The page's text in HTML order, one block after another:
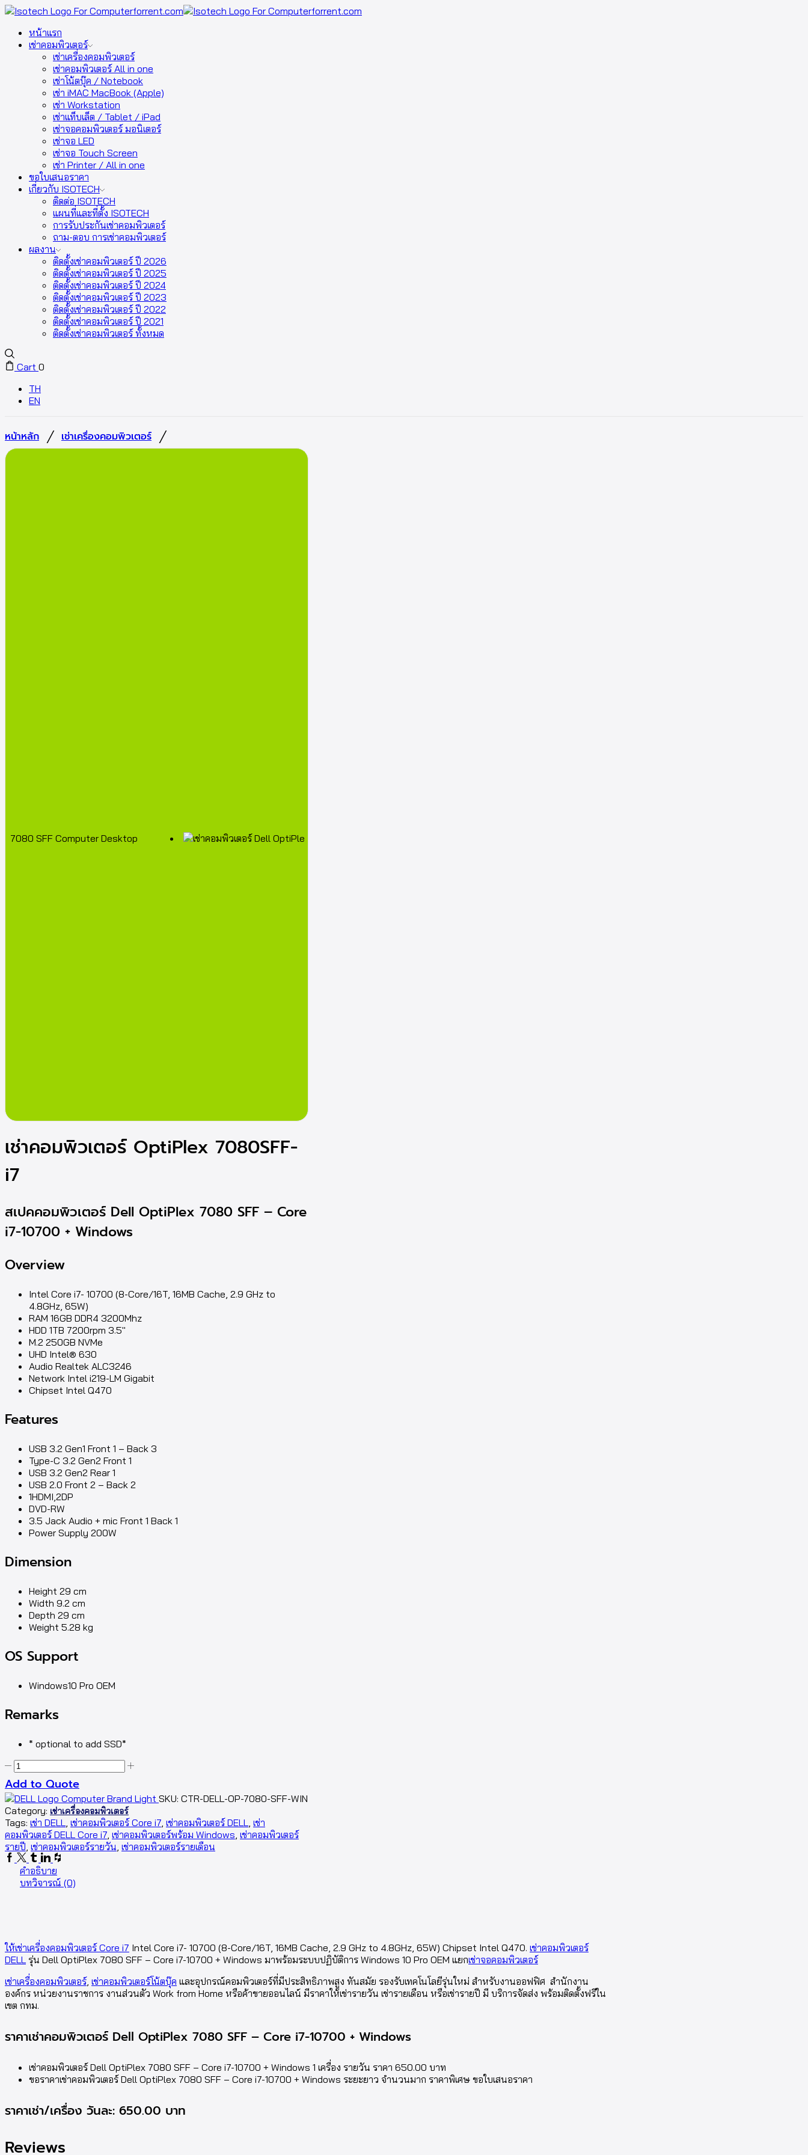
หน้าแรก
เช่าคอมพิวเตอร์
เช่าเครื่องคอมพิวเตอร์
เช่าคอมพิวเตอร์ All in one
เช่าโน้ตบุ๊ค / Notebook
เช่า iMAC MacBook (Apple)
เช่า Workstation
เช่าแท็บเล็ต / Tablet / iPad
เช่าจอคอมพิวเตอร์ มอนิเตอร์
เช่าจอ LED
เช่าจอ Touch Screen
เช่า Printer / All in one
ขอใบเสนอราคา
เกี่ยวกับ ISOTECH
ติดต่อ ISOTECH
แผนที่และที่ตั้ง ISOTECH
การรับประกันเช่าคอมพิวเตอร์
ถาม-ตอบ การเช่าคอมพิวเตอร์
ผลงาน
ติดตั้งเช่าคอมพิวเตอร์ ปี 2026
ติดตั้งเช่าคอมพิวเตอร์ ปี 2025
ติดตั้งเช่าคอมพิวเตอร์ ปี 2024
ติดตั้งเช่าคอมพิวเตอร์ ปี 2023
ติดตั้งเช่าคอมพิวเตอร์ ปี 2022
ติดตั้งเช่าคอมพิวเตอร์ ปี 2021
ติดตั้งเช่าคอมพิวเตอร์ ทั้งหมด
Cart 0
TH
EN
หน้าหลัก / เช่าเครื่องคอมพิวเตอร์ /
เช่าคอมพิวเตอร์ OptiPlex 7080SFF-
i7
สเปคคอมพิวเตอร์ Dell OptiPlex 7080 SFF – Core
i7-10700 + Windows
Overview
Intel Core i7- 10700 (8-Core/16T, 16MB Cache, 2.9 GHz to
4.8GHz, 65W)
RAM 16GB DDR4 3200Mhz
HDD 1TB 7200rpm 3.5″
M.2 250GB NVMe
UHD Intel® 630
Audio Realtek ALC3246
Network Intel i219-LM Gigabit
Chipset Intel Q470
Features
USB 3.2 Gen1 Front 1 – Back 3
Type-C 3.2 Gen2 Front 1
USB 3.2 Gen2 Rear 1
USB 2.0 Front 2 – Back 2
1HDMI,2DP
DVD-RW
3.5 Jack Audio + mic Front 1 Back 1
Power Supply 200W
Dimension
Height 29 cm
Width 9.2 cm
Depth 29 cm
Weight 5.28 kg
OS Support
Windows10 Pro OEM
Remarks
* optional to add SSD*
Add to Quote
SKU: CTR-DELL-OP-7080-SFF-WIN
Category: เช่าเครื่องคอมพิวเตอร์
Tags: เช่า DELL, เช่าคอมพิวเตอร์ Core i7, เช่าคอมพิวเตอร์ DELL, เช่า
คอมพิวเตอร์ DELL Core i7, เช่าคอมพิวเตอร์พร้อม Windows, เช่าคอมพิวเตอร์
รายปี, เช่าคอมพิวเตอร์รายวัน, เช่าคอมพิวเตอร์รายเดือน
คำอธิบาย
บทวิจารณ์ (0)
ให้เช่าเครื่องคอมพิวเตอร์ Core i7 Intel Core i7- 10700 (8-Core/16T, 16MB Cache, 2.9 GHz to 4.8GHz, 65W) Chipset Intel Q470. เช่าคอมพิวเตอร์
DELL รุ่น Dell OptiPlex 7080 SFF – Core i7-10700 + Windows มาพร้อมระบบปฏิบัติการ Windows 10 Pro OEM แยกเช่าจอคอมพิวเตอร์
เช่าเครื่องคอมพิวเตอร์, เช่าคอมพิวเตอร์โน้ตบุ๊ค และอุปกรณ์คอมพิวเตอร์ที่มีประสิทธิภาพสูง ทันสมัย รองรับเทคโนโลยีรุ่นใหม่ สำหรับงานออฟฟิศ สำนักงาน
องค์กร หน่วยงานราชการ งานส่วนตัว Work from Home หรือค้าขายออนไลน์ มีราคาให้เช่ารายวัน เช่ารายเดือน หรือเช่ารายปี มี บริการจัดส่ง พร้อมติดตั้งฟรีใน
เขต กทม.
ราคาเช่าคอมพิวเตอร์ Dell OptiPlex 7080 SFF – Core i7-10700 + Windows
เช่าคอมพิวเตอร์ Dell OptiPlex 7080 SFF – Core i7-10700 + Windows 1 เครื่อง รายวัน ราคา 650.00 บาท
ขอราคาเช่าคอมพิวเตอร์ Dell OptiPlex 7080 SFF – Core i7-10700 + Windows ระยะยาว จำนวนมาก ราคาพิเศษ ขอใบเสนอราคา
ราคาเช่า/เครื่อง วันละ: 650.00 บาท
Reviews